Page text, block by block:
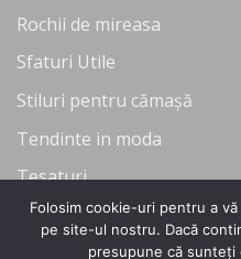
Rochii de mireasa
Sfaturi Utile
Stiluri pentru cămașă
Tendinte in moda
Tesaturi
Uncategorized
Folosim cookie-uri pentru a
pe site-ul nostru. Dacă
presupune că sunteți